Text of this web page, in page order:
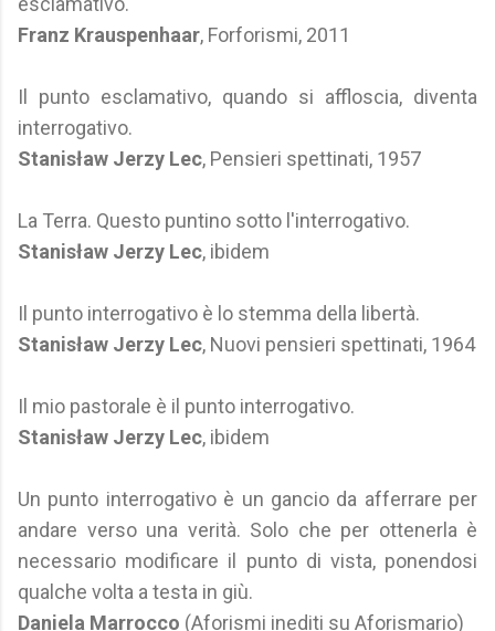
Franz Krauspenhaar, Forforismi, 2011
Il punto esclamativo, quando si affloscia, diventa
interrogativo.
Stanisław Jerzy Lec, Pensieri spettinati, 1957
La Terra. Questo puntino sotto l'interrogativo.
Stanisław Jerzy Lec, ibidem
Il punto interrogativo è lo stemma della libertà.
Stanisław Jerzy Lec, Nuovi pensieri spettinati, 1964
Il mio pastorale è il punto interrogativo.
Stanisław Jerzy Lec, ibidem
Un punto interrogativo è un gancio da afferrare per
andare verso una verità. Solo che per ottenerla è
necessario modificare il punto di vista, ponendosi
qualche volta a testa in giù.
Daniela Marrocco (Aforismi inediti su Aforismario)